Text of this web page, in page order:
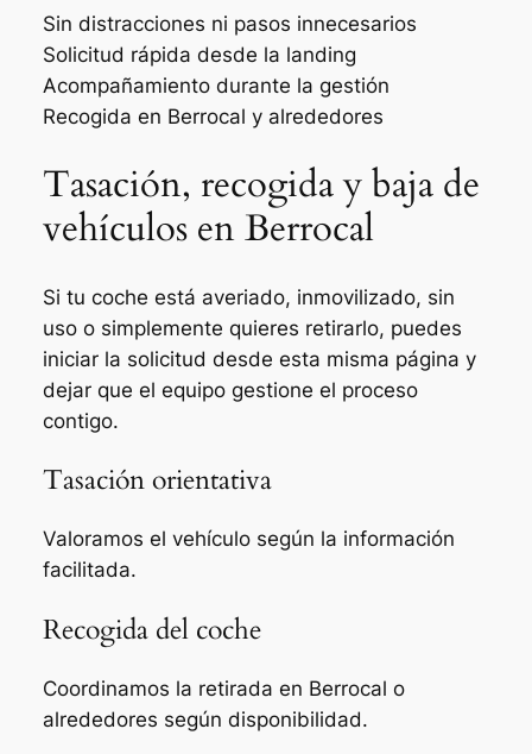
Sin distracciones ni pasos innecesarios
Solicitud rápida desde la landing
Acompañamiento durante la gestión
Recogida en Berrocal y alrededores
Tasación, recogida y baja de
vehículos en Berrocal
Si tu coche está averiado, inmovilizado, sin
uso o simplemente quieres retirarlo, puedes
iniciar la solicitud desde esta misma página y
dejar que el equipo gestione el proceso
contigo.
Tasación orientativa
Valoramos el vehículo según la información
facilitada.
Recogida del coche
Coordinamos la retirada en Berrocal o
alrededores según disponibilidad.